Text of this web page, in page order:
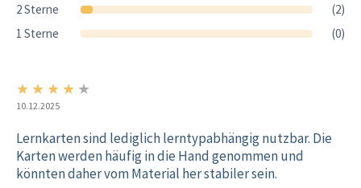
2 Sterne
(2)
1 Sterne
(0)
★ ★ ★ ★ ★
10.12.2025
Lernkarten sind lediglich lerntypabhängig nutzbar. Die
Karten werden häufig in die Hand genommen und
könnten daher vom Material her stabiler sein.